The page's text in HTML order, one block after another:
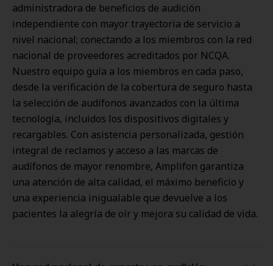
administradora de beneficios de audición
independiente con mayor trayectoria de servicio a
nivel nacional; conectando a los miembros con la red
nacional de proveedores acreditados por NCQA.
Nuestro equipo guía a los miembros en cada paso,
desde la verificación de la cobertura de seguro hasta
la selección de audífonos avanzados con la última
tecnología, incluidos los dispositivos digitales y
recargables. Con asistencia personalizada, gestión
integral de reclamos y acceso a las marcas de
audífonos de mayor renombre, Amplifon garantiza
una atención de alta calidad, el máximo beneficio y
una experiencia inigualable que devuelve a los
pacientes la alegría de oír y mejora su calidad de vida.